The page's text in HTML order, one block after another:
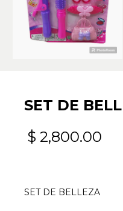
SET DE
$ 2,800.00
SET DE BELLEZA